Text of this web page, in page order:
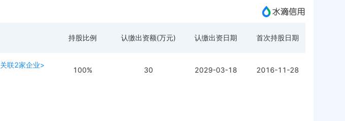
持股比例 认缴出资额(万元) 认缴出资日期 首次持股日期
关联2家企业>
100% 30 2029-03-18 2016-11-28